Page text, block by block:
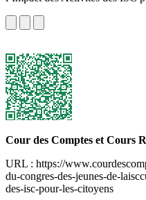
Cour des Comptes et Cours
URL : https://
du-congres-des-jeunes-de-
des-isc-pour-les-citoyens